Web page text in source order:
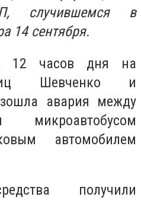
случившемся в
14 сентября.
в 12 часов дня на
Шевченко и
авария между
микроавтобусом
автомобилем
получили